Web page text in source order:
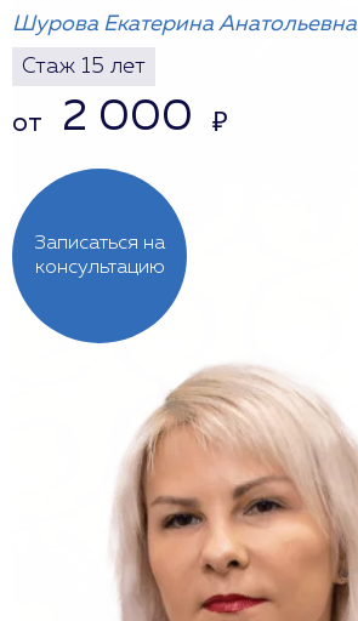
Записаться на
консультацию
Шурова Екатерина Анатольевна
Стаж 15 лет
от 2 000 ₽